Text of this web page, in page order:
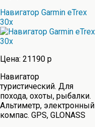
Навигатор Garmin eTrex
30x
Цена: 21190 р
Навигатор
туристический. Для
похода, охоты, рыбалки.
Альтиметр, электронный
компас. GPS, GLONASS